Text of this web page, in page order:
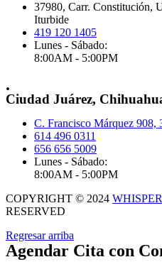
37980, Carr. Constitución,
Iturbide
419 120 1405
Lunes - Sábado:
8:00AM - 5:00PM
.
Ciudad Juárez,
C. Francisco Márquez 908,
614 496 0311
656 656 5009
Lunes - Sábado:
8:00AM - 5:00PM
COPYRIGHT © 2024
RESERVED
Regresar arriba
Agendar Cita con